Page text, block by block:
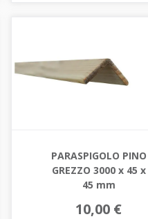
PARASPIGOLO PINO
GREZZO 3000 x 45 x
45 mm
10,00 €